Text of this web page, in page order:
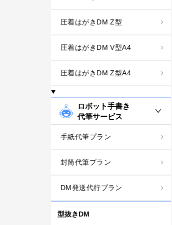
圧着はがきDM Z型
圧着はがきDM V型A4
圧着はがきDM Z型A4
ロボット手書き
代筆サービス
手紙代筆プラン
封筒代筆プラン
DM発送代行プラン
型抜きDM